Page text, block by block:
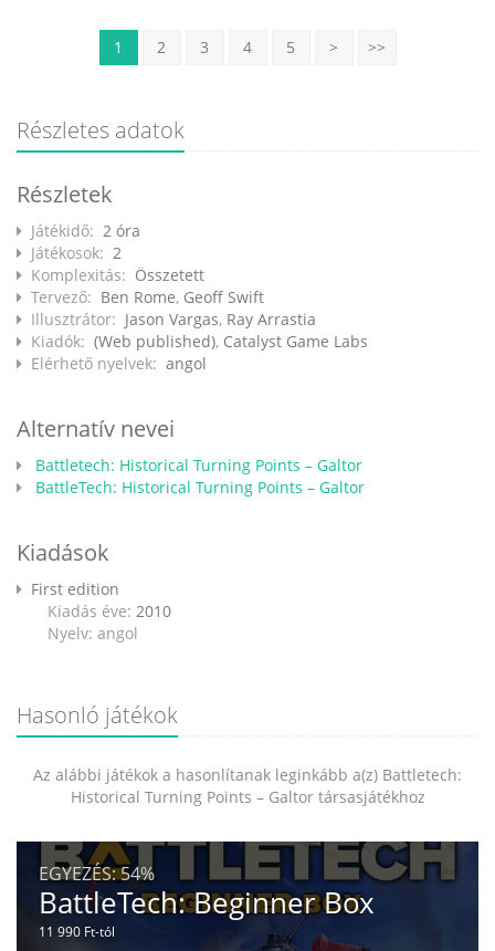
1 2 3 4 5 > >>
Részletes adatok
Részletek
Játékidő: 2 óra
Játékosok: 2
Komplexitás: Összetett
Tervező: Ben Rome, Geoff Swift
Illusztrátor: Jason Vargas, Ray Arrastia
Kiadók: (Web published), Catalyst Game Labs
Elérhető nyelvek: angol
Alternatív nevei
Battletech: Historical Turning Points – Galtor
BattleTech: Historical Turning Points – Galtor
Kiadások
First edition
Kiadás éve: 2010
Nyelv: angol
Hasonló játékok
Az alábbi játékok a hasonlítanak leginkább a(z) Battletech:
Historical Turning Points – Galtor társasjátékhoz
EGYEZÉS:54%
BattleTech: Beginner Box
11 990 Ft-tól